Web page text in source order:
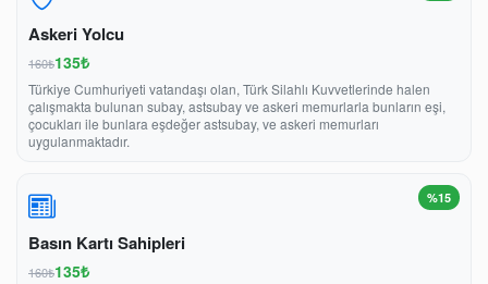
Askeri Yolcu
160₺135₺
Türkiye Cumhuriyeti vatandaşı olan, Türk Silahlı Kuvvetlerinde halen
çalışmakta bulunan subay, astsubay ve askeri memurlarla bunların eşi,
çocukları ile bunlara eşdeğer astsubay, ve askeri memurları
uygulanmaktadır.
%15
Basın Kartı Sahipleri
160₺135₺